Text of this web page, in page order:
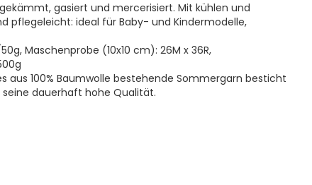
gasiert und mercerisiert. Mit kühlen und
pflegeleicht: ideal für Baby- und Kindermodelle,
Maschenprobe (10x10 cm): 26M x 36R,
aus 100% Baumwolle bestehende Sommergarn besticht
dauerhaft hohe Qualität.